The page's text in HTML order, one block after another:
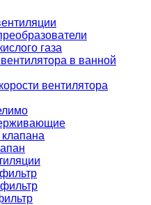
газа
в ванной
вентилятора